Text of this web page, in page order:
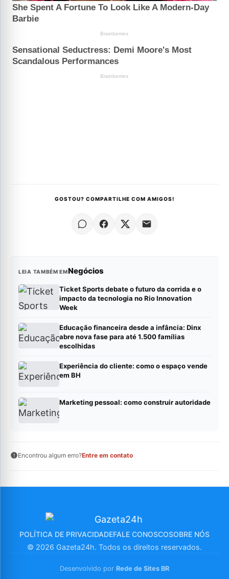
GOSTOU? COMPARTILHE COM AMIGOS!
LEIA TAMBÉM EMNegócios
Ticket Sports debate o futuro da corrida e o
impacto da tecnologia no Rio Innovation
Week
Educação financeira desde a infância: Dinx
abre nova fase para até 1.500 famílias
escolhidas
Experiência do cliente: como o espaço vende
em BH
Marketing pessoal: como construir autoridade
Encontrou algum erro?Entre em contato
POLÍTICA DE PRIVACIDADEFALE CONOSCOSOBRE NÓS
© 2026 Gazeta24h. Todos os direitos reservados.
Desenvolvido por Rede de Sites BR